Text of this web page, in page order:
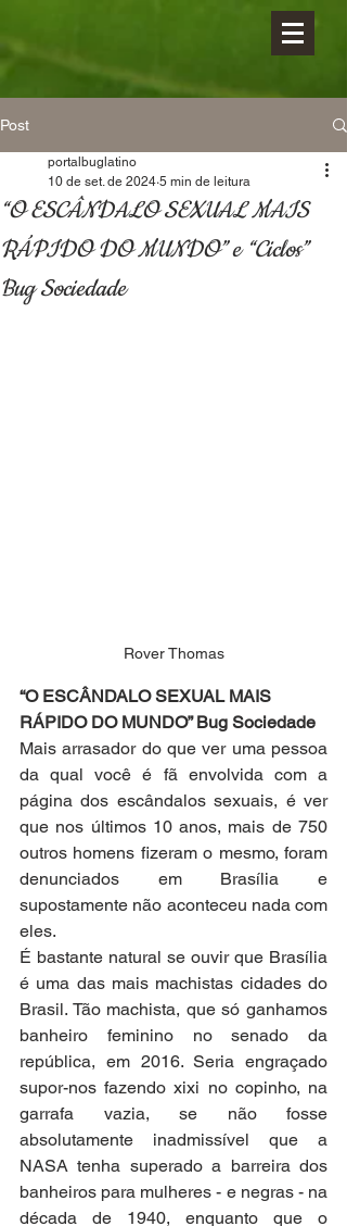
Post
“O ESCÂNDALO SEXUAL MAIS
RÁPIDO DO MUNDO” e “Ciclos”
Bug Sociedade
portalbuglatino
10 de set. de 2024 5 min de leitura
Rover Thomas
“O ESCÂNDALO SEXUAL MAIS
RÁPIDO DO MUNDO” Bug Sociedade
Mais arrasador do que ver uma pessoa
da qual você é fã envolvida com a
página dos escândalos sexuais, é ver
que nos últimos 10 anos, mais de 750
outros homens fizeram o mesmo, foram
denunciados em Brasília e
supostamente não aconteceu nada com
eles.
É bastante natural se ouvir que Brasília
é uma das mais machistas cidades do
Brasil. Tão machista, que só ganhamos
banheiro feminino no senado da
república, em 2016. Seria engraçado
supor-nos fazendo xixi no copinho, na
garrafa vazia, se não fosse
absolutamente inadmissível que a
NASA tenha superado a barreira dos
banheiros para mulheres - e negras - na
década de 1940, enquanto que o